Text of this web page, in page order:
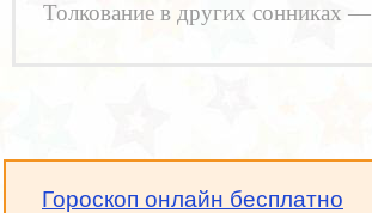
Толкование в других сонниках —
Гороскоп онлайн бесплатно